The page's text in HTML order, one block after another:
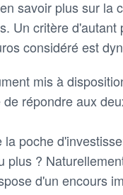
savoir plus sur la
Un critère d'autant
considéré est
mis à
répondre aux
poche
plus ?
d'un encours